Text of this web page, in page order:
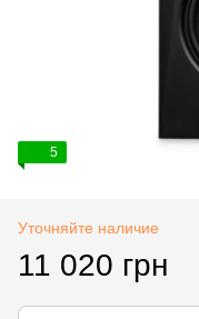
5
Уточняйте наличие
11 020 грн